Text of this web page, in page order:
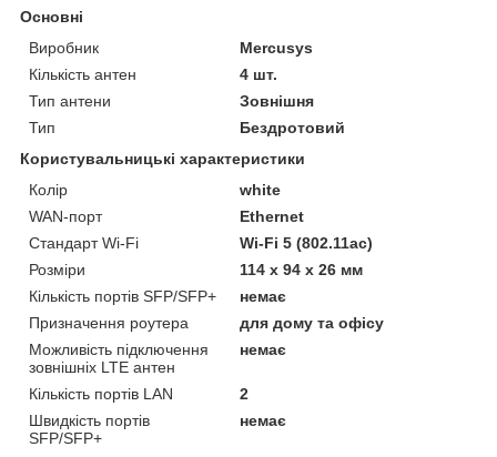
Основні
Виробник
Mercusys
Кількість антен
4 шт.
Тип антени
Зовнішня
Тип
Бездротовий
Користувальницькі характеристики
Колір
white
WAN-порт
Ethernet
Стандарт Wi-Fi
Wi-Fi 5 (802.11ac)
Розміри
114 х 94 х 26 мм
Кількість портів SFP/SFP+
немає
Призначення роутера
для дому та офісу
Можливість підключення
зовнішніх LTE антен
немає
Кількість портів LAN
2
Швидкість портів
SFP/SFP+
немає